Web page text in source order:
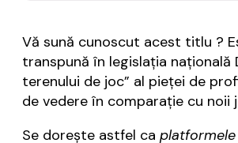
Vă sună cunoscut acest titlu ?
transpună în legislaţia naţională
terenului de joc” al pieței de
de vedere în comparație cu noii
Se doreşte astfel ca platformele